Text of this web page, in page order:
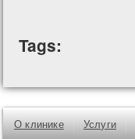
Tags:
О клинике Услуги